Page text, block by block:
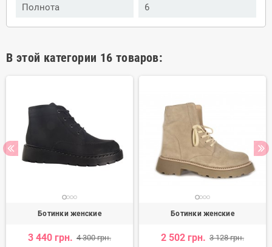
Полнота 6
В этой категории 16 товаров:
Ботинки женские
3 440 грн. 4 300 грн.
Ботинки женские
2 502 грн. 3 128 грн.